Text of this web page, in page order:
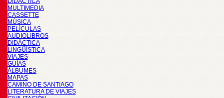
MULTIMEDIA
CASSETTE
MÚSICA
PELÍCULAS
AUDIOLIBROS
DIDÁCTICA
LINGÜÍSTICA
VIAJES
GUÍAS
ÁLBUMES
MAPAS
CAMINO DE SANTIAGO
LITERATURA DE VIAJES